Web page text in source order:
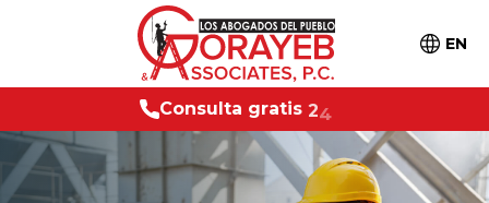
EN
Con
sulta gratis 24